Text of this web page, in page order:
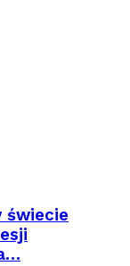
świecie